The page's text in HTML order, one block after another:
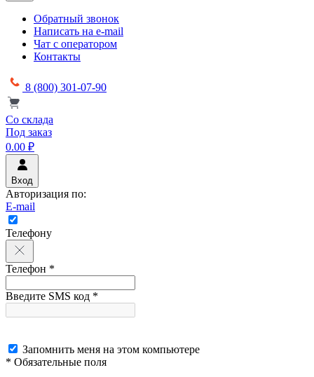
Обратный звонок
Написать на e-mail
Чат с оператором
Контакты
8 (800) 301-07-90
Со склада
Под заказ
0.00 ₽
Вход
Авторизация по:
E-mail
Телефону
Телефон *
Введите SMS код *
Запомнить меня на этом компьютере
* Обязательные поля